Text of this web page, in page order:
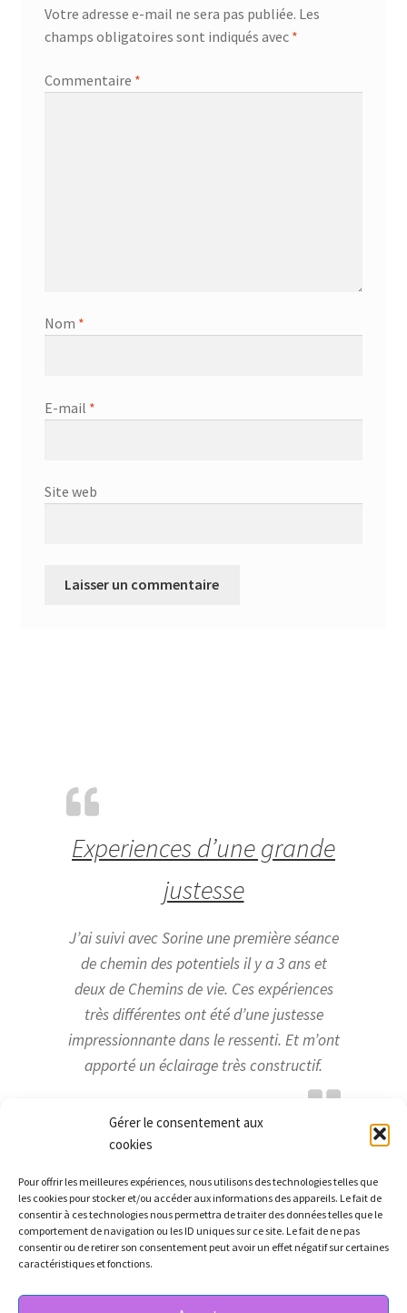
Gérer le consentement aux
cookies
Pour offrir les meilleures expériences, nous utilisons des technologies telles que
les cookies pour stocker et/ou accéder aux informations des appareils. Le fait de
consentir à ces technologies nous permettra de traiter des données telles que le
comportement de navigation ou les ID uniques sur ce site. Le fait de ne pas
consentir ou de retirer son consentement peut avoir un effet négatif sur certaines
caractéristiques et fonctions.
Votre adresse e-mail ne sera pas publiée. Les
champs obligatoires sont indiqués avec *
Commentaire *
Nom *
E-mail *
Site web
Experiences d’une grande
justesse
J’ai suivi avec Sorine une première séance
de chemin des potentiels il y a 3 ans et
deux de Chemins de vie. Ces expériences
très différentes ont été d’une justesse
impressionnante dans le ressenti. Et m’ont
apporté un éclairage très constructif.
Magguie
© Sorine Andrée 2026